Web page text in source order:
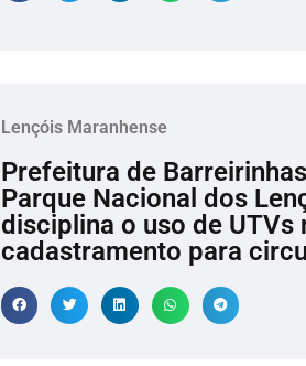
Lençóis Maranhense
Prefeitura de
Parque Nacional dos
disciplina o uso de UTVs
cadastramento para